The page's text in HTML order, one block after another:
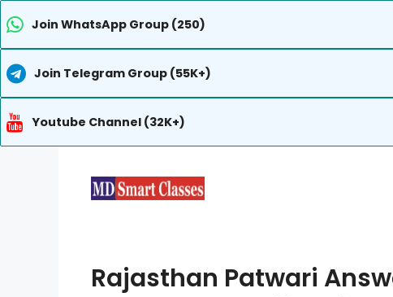
Join WhatsApp Group (250)
Join Telegram Group (55K+)
Youtube Channel (32K+)
Rajasthan Patwari